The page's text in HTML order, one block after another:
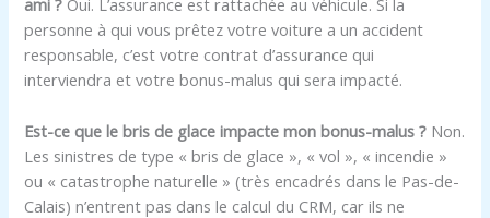
ami ? Oui. L’assurance est rattachée au véhicule. Si la
personne à qui vous prêtez votre voiture a un accident
responsable, c’est votre contrat d’assurance qui
interviendra et votre bonus-malus qui sera impacté.
Est-ce que le bris de glace impacte mon bonus-malus ? Non.
Les sinistres de type « bris de glace », « vol », « incendie »
ou « catastrophe naturelle » (très encadrés dans le Pas-de-
Calais) n’entrent pas dans le calcul du CRM, car ils ne